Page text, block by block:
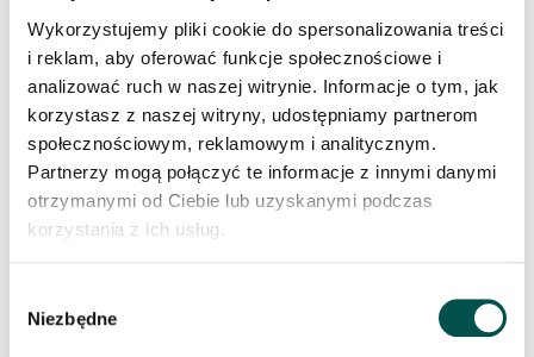
Wykorzystujemy pliki cookie do spersonalizowania treści
i reklam, aby oferować funkcje społecznościowe i
analizować ruch w naszej witrynie. Informacje o tym, jak
korzystasz z naszej witryny, udostępniamy partnerom
społecznościowym, reklamowym i analitycznym.
Partnerzy mogą połączyć te informacje z innymi danymi
otrzymanymi od Ciebie lub uzyskanymi podczas
korzystania z ich usług.
zgody
Niezbędne
SUPER WHITE